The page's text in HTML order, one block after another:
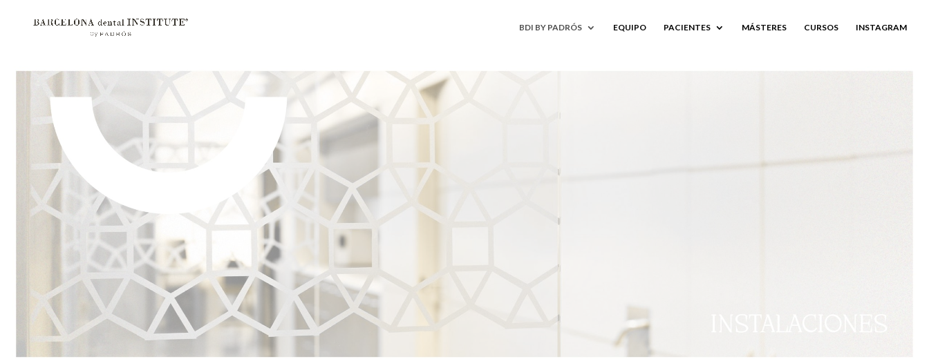
BDI BY PADRÓS EQUIPO PACIENTES MÁSTERES CURSOS INSTAGRAM